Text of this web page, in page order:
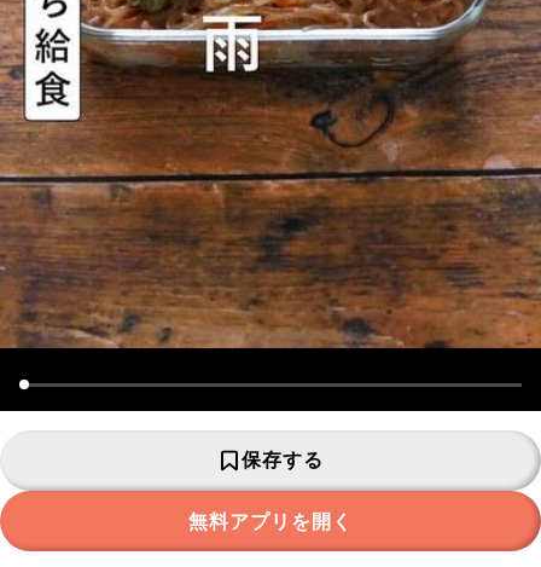
保存する
無料アプリを開く